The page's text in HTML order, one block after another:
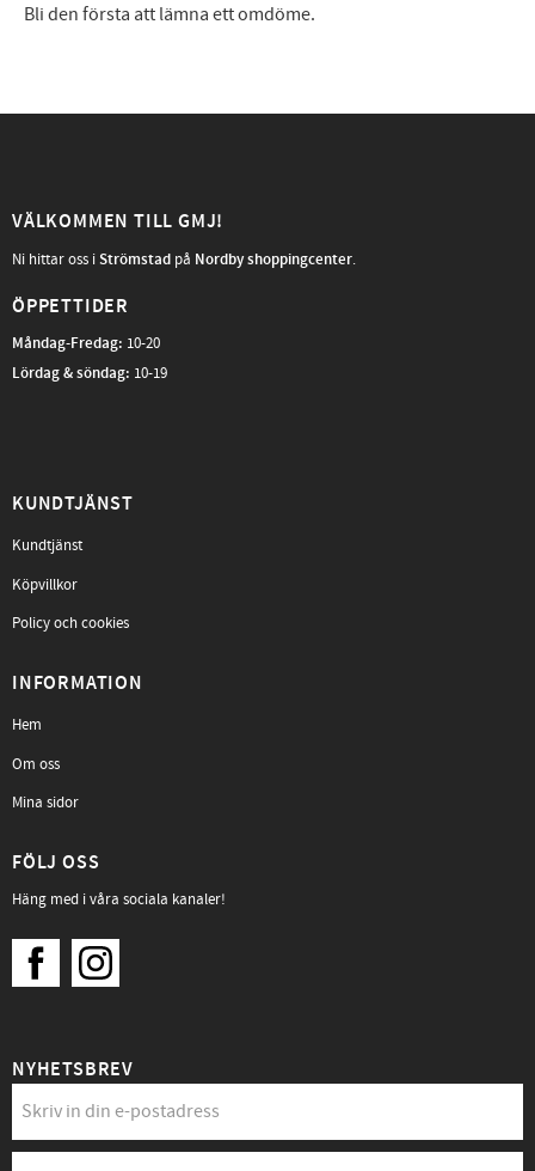
Bli den första att lämna ett omdöme.
VÄLKOMMEN TILL GMJ!
Ni hittar oss iStrömstad på Nordby shoppingcenter.
ÖPPETTIDER
Måndag-Fredag: 10-20
Lördag & söndag: 10-19
KUNDTJÄNST
Kundtjänst
Köpvillkor
Policy och cookies
INFORMATION
Hem
Om oss
Mina sidor
FÖLJ OSS
Häng med i våra sociala kanaler!
NYHETSBREV